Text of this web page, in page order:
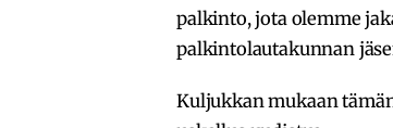
palkinto, jota olemme
palkintolautakunnan
Kuljukkan mukaan